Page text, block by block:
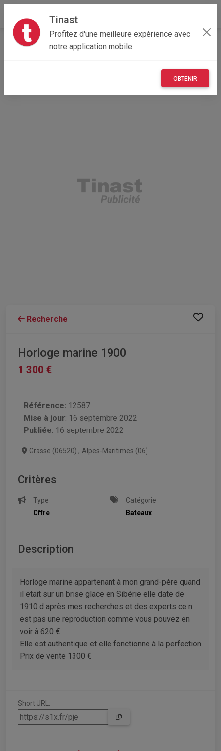
Tinast
Profitez d'une meilleure expérience avec
notre application mobile.
OBTENIR
Accueil Véhicules
Provence-Alpes-Côte d'Azur
Recherche
Horloge marine 1900
1 300 €
Référence: 12587
Mise à jour: 16 septembre 2022
Publiée: 16 septembre 2022
Grasse (06520) , Alpes-Maritimes (06)
Critères
Type
Offre
Catégorie
Bateaux
Description
Horloge marine appartenant à mon grand-père quand
il etait sur un brise glace en Sibérie elle date de
1910 d après mes recherches et des experts ce n
est pas une reproduction comme vous pouvez en
voir à 620 €
Elle est authentique et elle fonctionne à la perfection
Prix de vente 1300 €
Short URL: